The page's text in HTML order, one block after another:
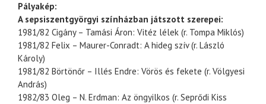
Pályakép:
A sepsiszentgyörgyi színházban játszott szerepei:
1981/82 Cigány – Tamási Áron: Vitéz lélek (r. Tompa Miklós)
1981/82 Felix – Maurer-Conradt: A hideg szív (r. László
Károly)
1981/82 Börtönőr – Illés Endre: Vörös és fekete (r. Völgyesi
András)
1982/83 Oleg – N. Erdman: Az öngyilkos (r. Seprődi Kiss